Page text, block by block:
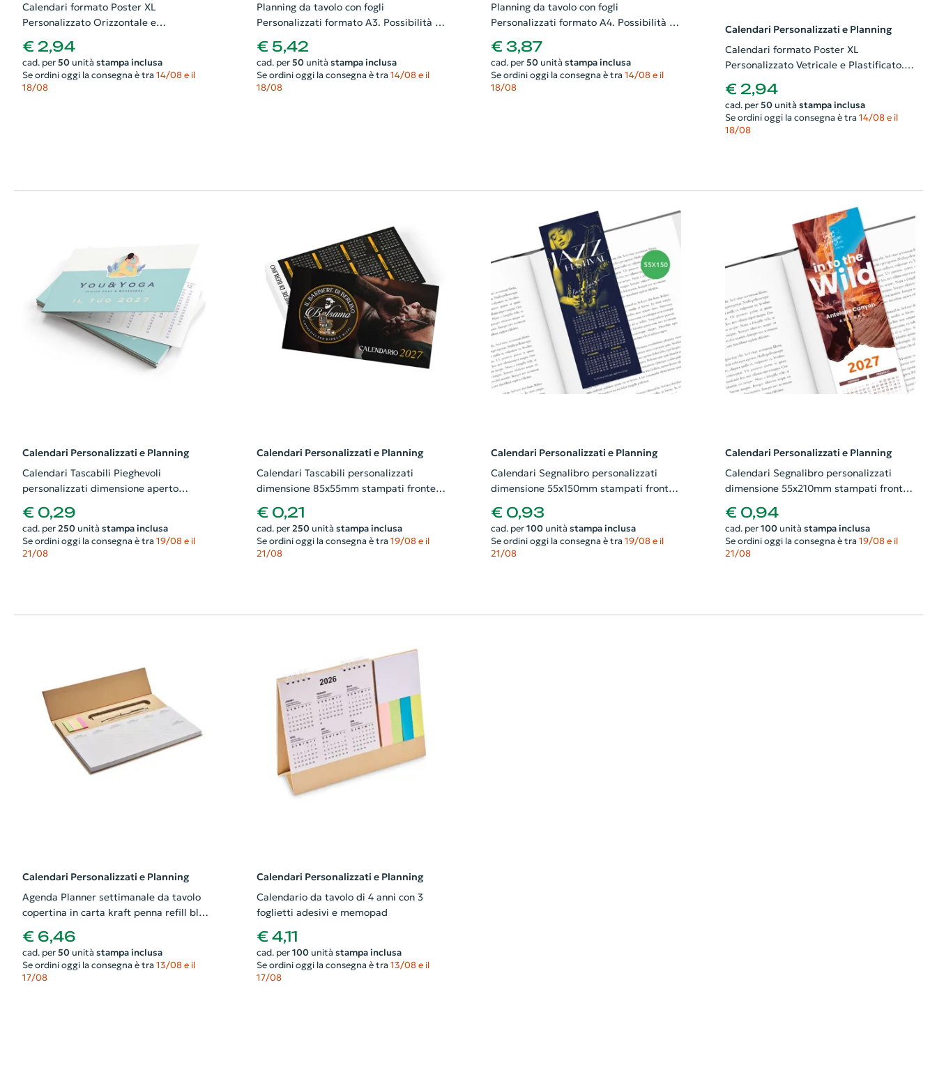
Calendari formato Poster XL
Personalizzato Orizzontale e
Plastificato. Possibilità di richiedere
anche il progetto grafico
€ 2,94
cad. per 50unità stampa inclusa
Se ordini oggi la consegna è tra 14/08 e il
18/08
Planning da tavolo con fogli
Personalizzati formato A3. Possibilità di
richiedere anche il progetto grafico
€ 5,42
cad. per 50unità stampa inclusa
Se ordini oggi la consegna è tra 14/08 e il
18/08
Planning da tavolo con fogli
Personalizzati formato A4. Possibilità di
richiedere anche il progetto grafico
€ 3,87
cad. per 50unità stampa inclusa
Se ordini oggi la consegna è tra 14/08 e il
18/08
Calendari Personalizzati e Planning
Calendari formato Poster XL
Personalizzato Vetricale e Plastificato.
progetto grafico
€ 2,94
cad. per 50unità stampa inclusa
Se ordini oggi la consegna è tra 14/08 e il
18/08
Calendari Personalizzati e Planning
Calendari Tascabili Pieghevoli
personalizzati dimensione aperto
17x55mm stampati fronte e retro
€ 0,29
cad. per 250unità stampa inclusa
Se ordini oggi la consegna è tra 19/08 e il
21/08
Calendari Personalizzati e Planning
Calendari Tascabili personalizzati
dimensione 85x55mm stampati fronte e
retro
€ 0,21
cad. per 250unità stampa inclusa
Se ordini oggi la consegna è tra 19/08 e il
21/08
Calendari Personalizzati e Planning
Calendari Segnalibro personalizzati
dimensione 55x150mm stampati fronte
e retro
€ 0,93
cad. per 100unità stampa inclusa
Se ordini oggi la consegna è tra 19/08 e il
21/08
Calendari Personalizzati e Planning
Calendari Segnalibro personalizzati
dimensione 55x210mm stampati fronte
e retro
€ 0,94
cad. per 100unità stampa inclusa
Se ordini oggi la consegna è tra 19/08 e il
21/08
Calendari Personalizzati e Planning
Agenda Planner settimanale da tavolo
copertina in carta kraft penna refill blu
in cartone righello in legno e blocco note
€ 6,46
cad. per 50unità stampa inclusa
Se ordini oggi la consegna è tra 13/08 e il
17/08
Calendari Personalizzati e Planning
Calendario da tavolo di 4 anni con 3
foglietti adesivi e memopad
€ 4,11
cad. per 100unità stampa inclusa
Se ordini oggi la consegna è tra 13/08 e il
17/08
×
Un OMAGGIO per te!